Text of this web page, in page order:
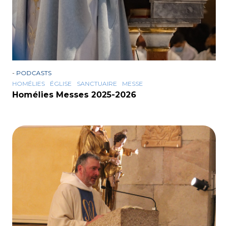
- PODCASTS
HOMÉLIES
ÉGLISE SANCTUAIRE MESSE
Homélies Messes 2025-2026